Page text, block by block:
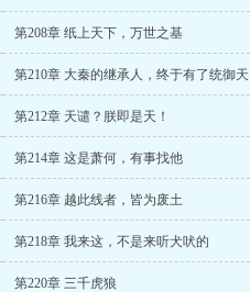
第208章 纸上天下，万世之基
第210章 大秦的继承人，终于有了统御天
第212章 天谴？朕即是天！
第214章 这是萧何，有事找他
第216章 越此线者，皆为废土
第218章 我来这，不是来听犬吠的
第220章 三千虎狼